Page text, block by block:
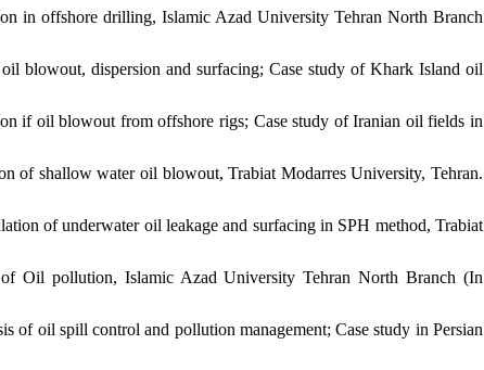
in offshore drilling, Islamic Azad University Tehran North Branch
blowout, dispersion and surfacing; Case study of Khark Island oil
if oil blowout from offshore rigs; Case study of Iranian oil fields in
of shallow water oil blowout, Trabiat Modarres University, Tehran.
of underwater oil leakage and surfacing in SPH method, Trabiat
Oil pollution, Islamic Azad University Tehran North Branch (In
of oil spill control and pollution management; Case study in Persian